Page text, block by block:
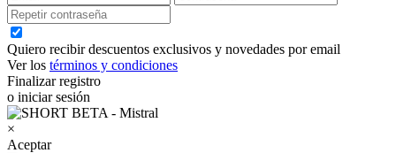
Quiero recibir descuentos exclusivos y novedades por email
Ver los términos y condiciones
Finalizar registro
o iniciar sesión
×
Aceptar